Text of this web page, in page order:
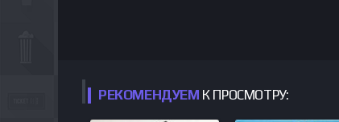
РЕКОМЕНДУЕМ К ПРОСМОТРУ: